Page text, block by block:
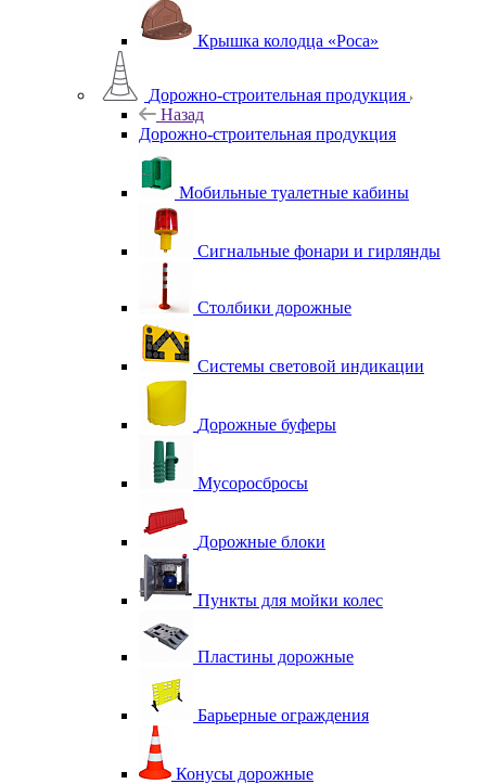
Крышка колодца «Роса»
Дорожно-строительная продукция
Назад
Дорожно-строительная продукция
Мобильные туалетные кабины
Сигнальные фонари и гирлянды
Столбики дорожные
Системы световой индикации
Дорожные буферы
Мусоросбросы
Дорожные блоки
Пункты для мойки колес
Пластины дорожные
Барьерные ограждения
Конусы дорожные